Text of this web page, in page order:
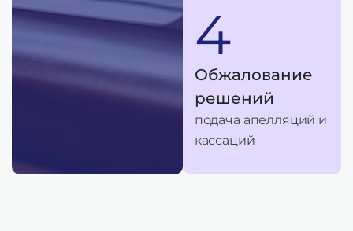
4
Обжалование
решений
подача апелляций и
кассаций